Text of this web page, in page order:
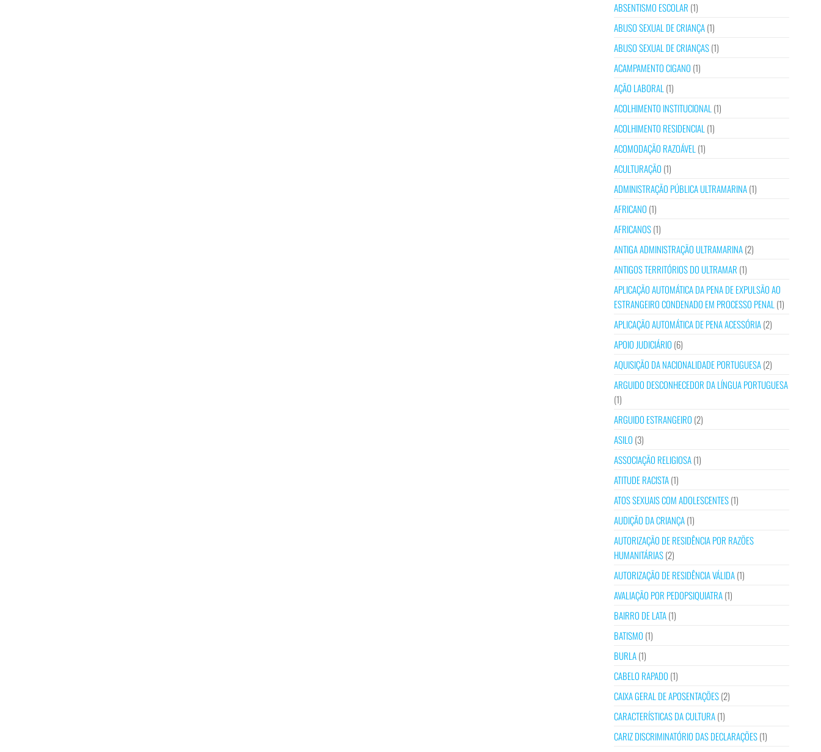
ABSENTISMO ESCOLAR (1)
ABUSO SEXUAL DE CRIANÇA(1)
ABUSO SEXUAL DE CRIANÇAS(1)
ACAMPAMENTO CIGANO (1)
AÇÃO LABORAL (1)
ACOLHIMENTO INSTITUCIONAL (1)
ACOLHIMENTO RESIDENCIAL (1)
ACOMODAÇÃO RAZOÁVEL (1)
ACULTURAÇÃO (1)
ADMINISTRAÇÃO PÚBLICA ULTRAMARINA(1)
AFRICANO (1)
AFRICANOS(1)
ANTIGA ADMINISTRAÇÃO ULTRAMARINA(2)
ANTIGOS TERRITÓRIOS DO ULTRAMAR (1)
APLICAÇÃO AUTOMÁTICA DA PENA DE EXPULSÃO AO
ESTRANGEIRO CONDENADO EM PROCESSO PENAL (1)
APLICAÇÃO AUTOMÁTICA DE PENA ACESSÓRIA(2)
APOIO JUDICIÁRIO (6)
AQUISIÇÃO DA NACIONALIDADE PORTUGUESA(2)
ARGUIDO DESCONHECEDOR DA LÍNGUA PORTUGUESA
(1)
ARGUIDO ESTRANGEIRO (2)
ASILO (3)
ASSOCIAÇÃO RELIGIOSA(1)
ATITUDE RACISTA(1)
ATOS SEXUAIS COM ADOLESCENTES(1)
AUDIÇÃO DA CRIANÇA(1)
AUTORIZAÇÃO DE RESIDÊNCIA POR RAZÕES
HUMANITÁRIAS(2)
AUTORIZAÇÃO DE RESIDÊNCIA VÁLIDA(1)
AVALIAÇÃO POR PEDOPSIQUIATRA(1)
BAIRRO DE LATA(1)
BATISMO (1)
BURLA(1)
CABELO RAPADO (1)
CAIXA GERAL DE APOSENTAÇÕES(2)
CARACTERÍSTICAS DA CULTURA(1)
CARIZ DISCRIMINATÓRIO DAS DECLARAÇÕES(1)